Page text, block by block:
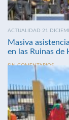
ACTUALIDAD 21
Masiva
en las Ruinas de
SIN COMENTARIOS